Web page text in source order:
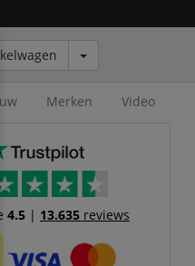
Merken Video
4.5 | 13.635 reviews